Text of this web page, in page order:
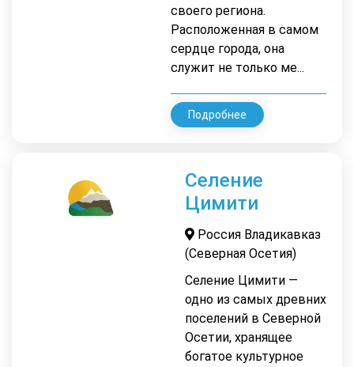
своего региона.
Расположенная в самом
сердце города, она
служит не только ме...
Подробнее
Селение
Цимити
Россия Владикавказ
(Северная Осетия)
Селение Цимити —
одно из самых древних
поселений в Северной
Осетии, хранящее
богатое культурное